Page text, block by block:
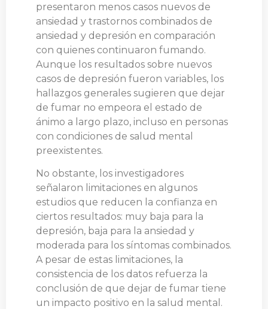
presentaron menos casos nuevos de
ansiedad y trastornos combinados de
ansiedad y depresión en comparación
con quienes continuaron fumando.
Aunque los resultados sobre nuevos
casos de depresión fueron variables, los
hallazgos generales sugieren que dejar
de fumar no empeora el estado de
ánimo a largo plazo, incluso en personas
con condiciones de salud mental
preexistentes.
No obstante, los investigadores
señalaron limitaciones en algunos
estudios que reducen la confianza en
ciertos resultados: muy baja para la
depresión, baja para la ansiedad y
moderada para los síntomas combinados.
A pesar de estas limitaciones, la
consistencia de los datos refuerza la
conclusión de que dejar de fumar tiene
un impacto positivo en la salud mental.